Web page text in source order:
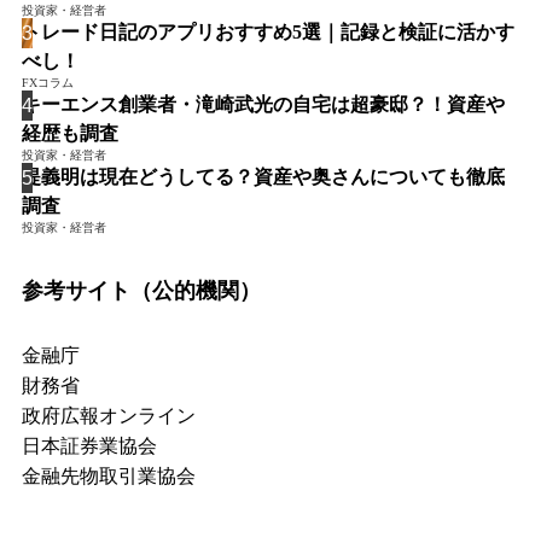
投資家・経営者
トレード日記のアプリおすすめ5選｜記録と検証に活かす
べし！
FXコラム
キーエンス創業者・滝崎武光の自宅は超豪邸？！資産や
経歴も調査
投資家・経営者
堤義明は現在どうしてる？資産や奥さんについても徹底
調査
投資家・経営者
参考サイト（公的機関）
金融庁
財務省
政府広報オンライン
日本証券業協会
金融先物取引業協会